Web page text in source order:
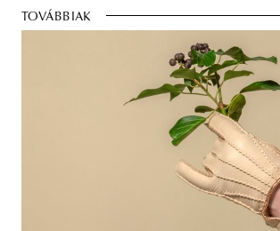
TOVÁBBIAK